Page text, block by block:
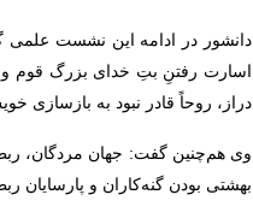
دانشور در ادامه این نشست علمی
اسارت رفتنِ بتِ خدای بزرگ قوم و
دراز، روحاً قادر نبود به
وی هم‌چنین گفت: جهان مردگان،
بهشتی بودن گنه‌کاران و پارسایان